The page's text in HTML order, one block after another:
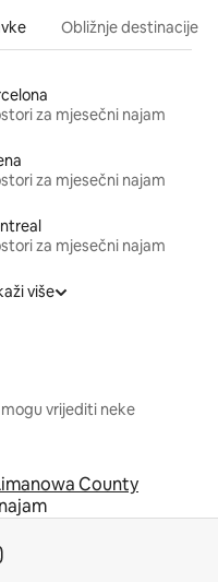
Obližnje destinacije
za mjesečni najam
za mjesečni najam
za mjesečni najam
više
vrijediti neke
County